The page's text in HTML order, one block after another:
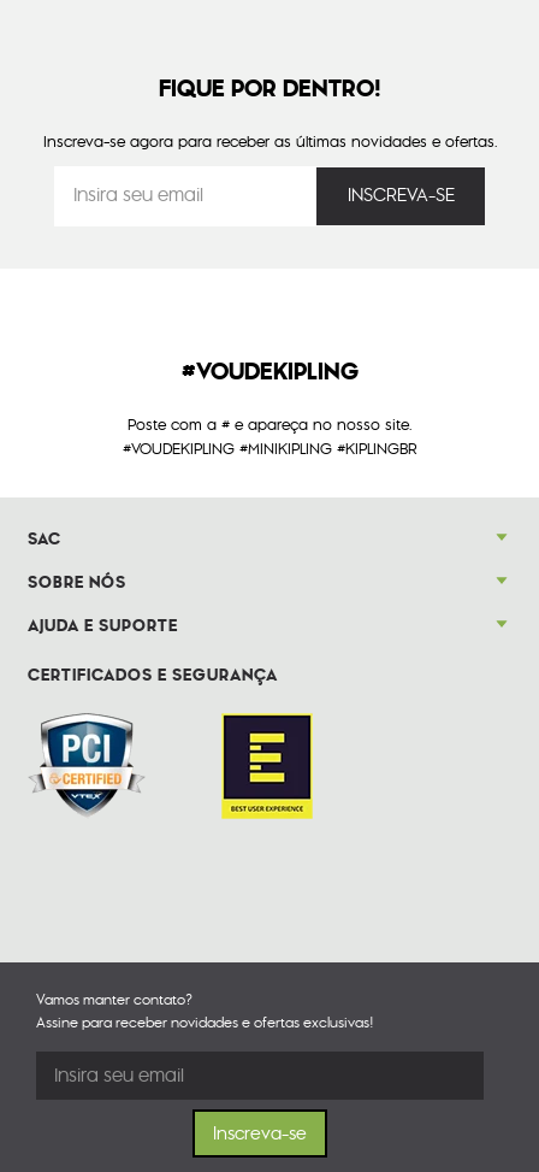
FIQUE POR DENTRO!
Inscreva-se agora para receber as últimas novidades e ofertas.
#VOUDEKIPLING
Poste com a # e apareça no nosso site.
#VOUDEKIPLING #MINIKIPLING #KIPLINGBR
SAC
SOBRE NÓS
AJUDA E SUPORTE
CERTIFICADOS E SEGURANÇA
Vamos manter contato?
Assine para receber novidades e ofertas exclusivas!